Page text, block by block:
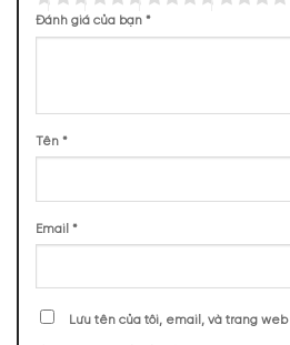
Anđêhít
Đánh giá của bạn *
Tên *
Email *
Lưu tên của tôi, email, và trang